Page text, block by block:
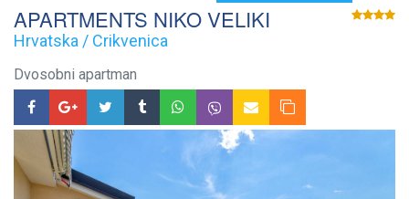
APARTMENTS NIKO VELIKI
Hrvatska / Crikvenica
Dvosobni apartman